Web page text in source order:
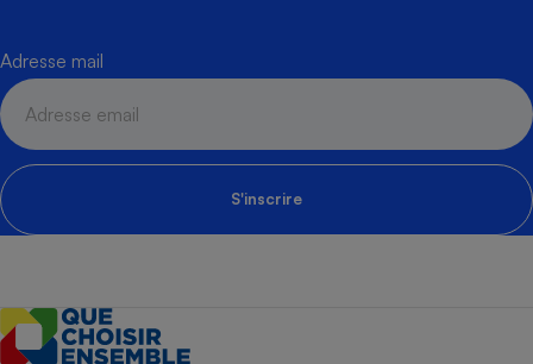
Adresse mail
S'inscrire